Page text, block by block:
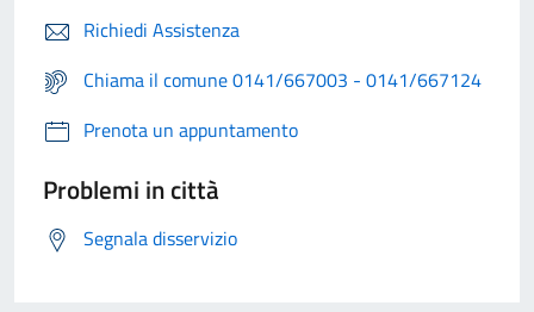
Richiedi Assistenza
Chiama il comune 0141/667003 - 0141/667124
Prenota un appuntamento
Problemi in città
Segnala disservizio